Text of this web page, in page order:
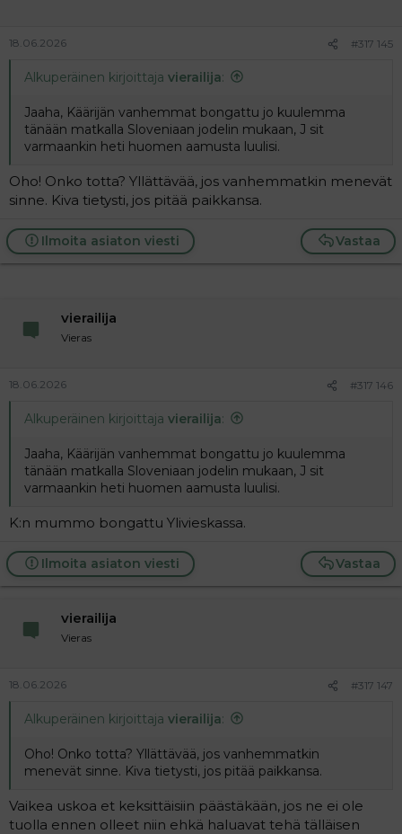
18.06.2026 #317 145
Alkuperäinen kirjoittaja vierailija:
Jaaha, Käärijän vanhemmat bongattu jo kuulemma
tänään matkalla Sloveniaan jodelin mukaan, J sit
varmaankin heti huomen aamusta luulisi.
Oho! Onko totta? Yllättävää, jos vanhemmatkin menevät
sinne. Kiva tietysti, jos pitää paikkansa.
Vastaa
Ilmoita asiaton viesti
vierailija
Vieras
18.06.2026 #317 146
Alkuperäinen kirjoittaja vierailija:
Jaaha, Käärijän vanhemmat bongattu jo kuulemma
tänään matkalla Sloveniaan jodelin mukaan, J sit
varmaankin heti huomen aamusta luulisi.
K:n mummo bongattu Ylivieskassa.
Vastaa
Ilmoita asiaton viesti
vierailija
Vieras
18.06.2026 #317 147
Alkuperäinen kirjoittaja vierailija:
Oho! Onko totta? Yllättävää, jos vanhemmatkin
menevät sinne. Kiva tietysti, jos pitää paikkansa.
Vaikea uskoa et keksittäisiin päästäkään, jos ne ei ole
tuolla ennen olleet niin ehkä haluavat tehä tälläisen